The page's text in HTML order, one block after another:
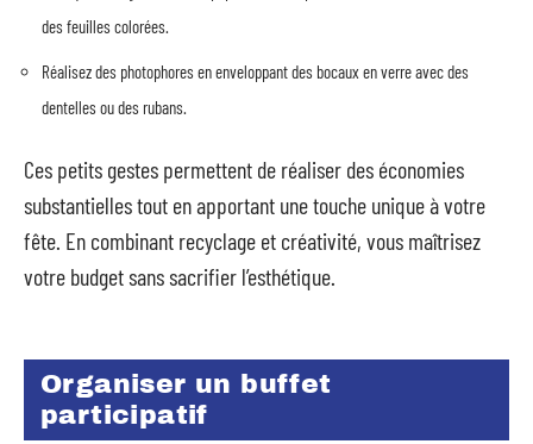
des feuilles colorées.
Réalisez des photophores en enveloppant des bocaux en verre avec des
dentelles ou des rubans.
Ces petits gestes permettent de réaliser des économies
substantielles tout en apportant une touche unique à votre
fête. En combinant recyclage et créativité, vous maîtrisez
votre budget sans sacrifier l’esthétique.
Organiser un buffet
participatif